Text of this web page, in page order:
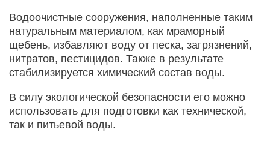
Водоочистные сооружения, наполненные таким
натуральным материалом, как мраморный
щебень, избавляют воду от песка, загрязнений,
нитратов, пестицидов. Также в результате
стабилизируется химический состав воды.
В силу экологической безопасности его можно
использовать для подготовки как технической,
так и питьевой воды.